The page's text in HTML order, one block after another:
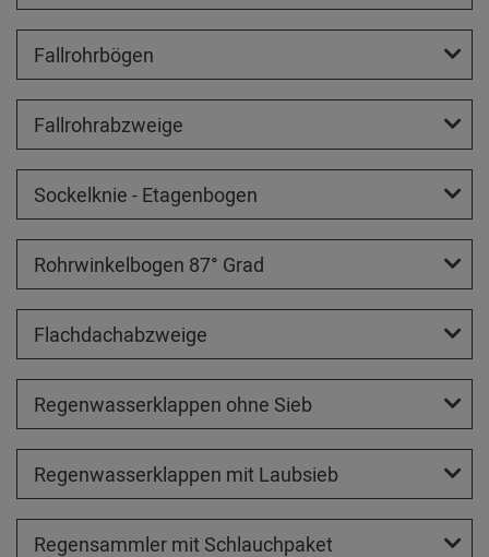
Fallrohrbögen
Fallrohrabzweige
Sockelknie - Etagenbogen
Rohrwinkelbogen 87° Grad
Flachdachabzweige
Regenwasserklappen ohne Sieb
Regenwasserklappen mit Laubsieb
Regensammler mit Schlauchpaket